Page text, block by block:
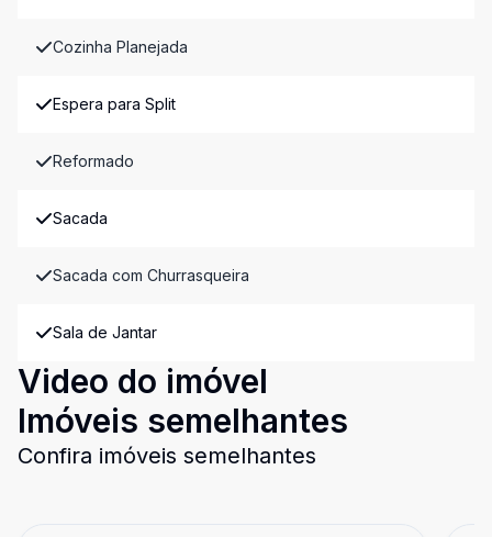
Cozinha Planejada
Espera para Split
Reformado
Sacada
Sacada com Churrasqueira
Sala de Jantar
Video do imóvel
Imóveis semelhantes
Confira imóveis semelhantes